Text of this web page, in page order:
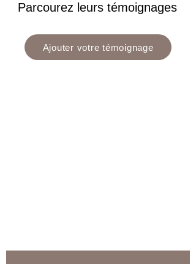
Parcourez leurs témoignages
Ajouter votre témoignage